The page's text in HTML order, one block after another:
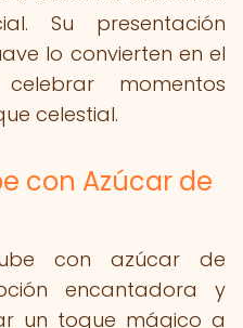
Su presentación
lo convierten en el
momentos
celestial.
con Azúcar de
con azúcar de
encantadora y
un toque mágico a